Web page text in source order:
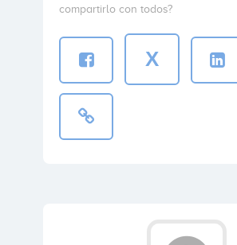
compartirlo con todos?
X